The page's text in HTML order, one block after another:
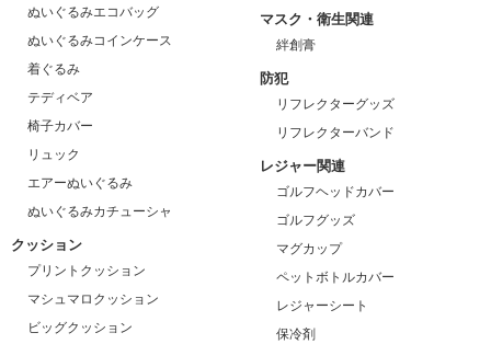
ぬいぐるみエコバッグ
ぬいぐるみコインケース
着ぐるみ
テディベア
椅子カバー
リュック
エアーぬいぐるみ
ぬいぐるみカチューシャ
クッション
プリントクッション
マシュマロクッション
ビッグクッション
マスク・衛生関連
絆創膏
防犯
リフレクターグッズ
リフレクターバンド
レジャー関連
ゴルフヘッドカバー
ゴルフグッズ
マグカップ
ペットボトルカバー
レジャーシート
保冷剤